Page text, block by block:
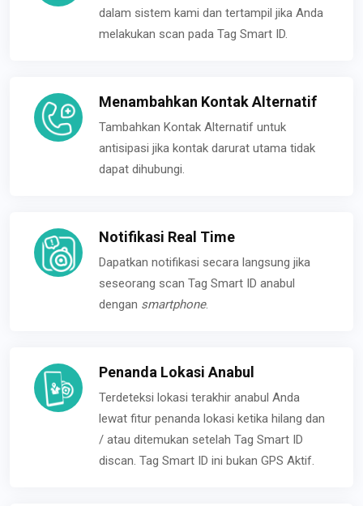
dalam sistem kami dan tertampil jika Anda
melakukan scan pada Tag Smart ID.
Menambahkan Kontak Alternatif
Tambahkan Kontak Alternatif untuk
antisipasi jika kontak darurat utama tidak
dapat dihubungi.
Notifikasi Real Time
Dapatkan notifikasi secara langsung jika
seseorang scan Tag Smart ID anabul
dengan smartphone.
Penanda Lokasi Anabul
Terdeteksi lokasi terakhir anabul Anda
lewat fitur penanda lokasi ketika hilang dan
/ atau ditemukan setelah Tag Smart ID
discan. Tag Smart ID ini bukan GPS Aktif.